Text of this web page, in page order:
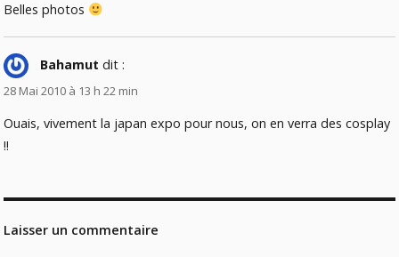
Belles photos
Bahamut dit :
28 Mai 2010 à 13 h 22 min
Ouais, vivement la japan expo pour nous, on en verra des cosplay
!!
Laisser un commentaire